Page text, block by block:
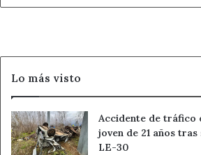
internacional
el
CIC
Lo más visto
Accidente de tráfico
joven de 21 años
LE-30